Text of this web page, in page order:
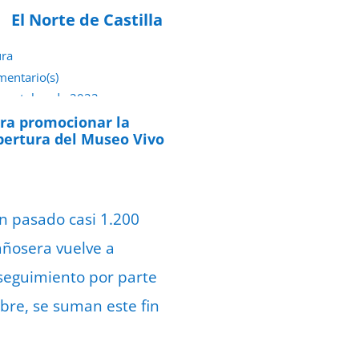
El Norte de Castilla
octubre de 2022
promocionar la
del Museo Vivo
pasado casi 1.200
vuelve a
por parte
se suman este fin